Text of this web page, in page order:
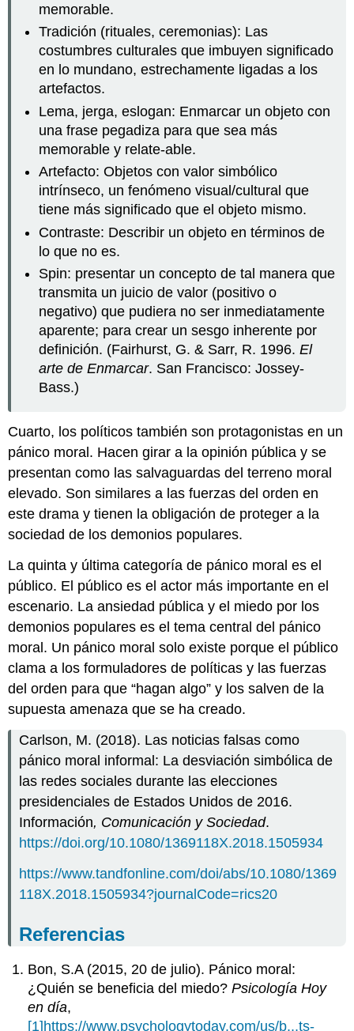
memorable.
Tradición (rituales, ceremonias): Las
costumbres culturales que imbuyen significado
en lo mundano, estrechamente ligadas a los
artefactos.
Lema, jerga, eslogan: Enmarcar un objeto con
una frase pegadiza para que sea más
memorable y relate-able.
Artefacto: Objetos con valor simbólico
intrínseco, un fenómeno visual/cultural que
tiene más significado que el objeto mismo.
Contraste: Describir un objeto en términos de
lo que no es.
Spin: presentar un concepto de tal manera que
transmita un juicio de valor (positivo o
negativo) que pudiera no ser inmediatamente
aparente; para crear un sesgo inherente por
definición. (Fairhurst, G. & Sarr, R. 1996.El
arte de Enmarcar. San Francisco: Jossey-
Bass.)
Cuarto, los políticos también son protagonistas en un
pánico moral. Hacen girar a la opinión pública y se
presentan como las salvaguardas del terreno moral
elevado. Son similares a las fuerzas del orden en
este drama y tienen la obligación de proteger a la
sociedad de los demonios populares.
La quinta y última categoría de pánico moral es el
público. El público es el actor más importante en el
escenario. La ansiedad pública y el miedo por los
demonios populares es el tema central del pánico
moral. Un pánico moral solo existe porque el público
clama a los formuladores de políticas y las fuerzas
del orden para que “hagan algo” y los salven de la
supuesta amenaza que se ha creado.
Carlson, M. (2018). Las noticias falsas como
pánico moral informal: La desviación simbólica de
las redes sociales durante las elecciones
presidenciales de Estados Unidos de 2016.
Información, Comunicación y Sociedad.
https://doi.org/10.1080/1369118X.2018.1505934
https://www.tandfonline.com/doi/abs/10.1080/1369
118X.2018.1505934?journalCode=rics20
Referencias
Bon, S.A (2015, 20 de julio). Pánico moral:
¿Quién se beneficia del miedo?Psicología Hoy
en día,
[1] https://www.psychologytoday.com/us/b...ts-